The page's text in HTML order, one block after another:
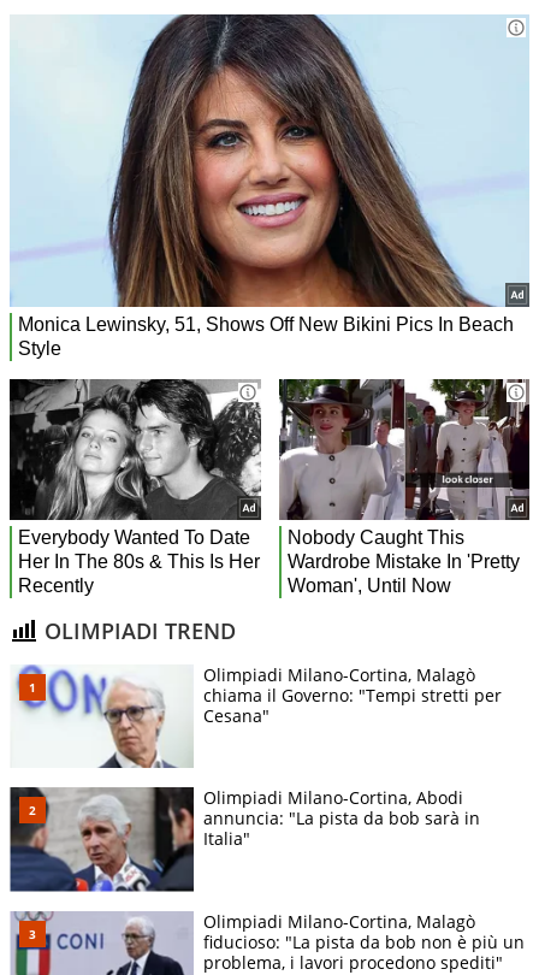
OLIMPIADI TREND
Olimpiadi Milano-Cortina, Malagò
chiama il Governo: "Tempi stretti per
Cesana"
Olimpiadi Milano-Cortina, Abodi
annuncia: "La pista da bob sarà in
Italia"
Olimpiadi Milano-Cortina, Malagò
fiducioso: "La pista da bob non è più un
problema, i lavori procedono spediti"